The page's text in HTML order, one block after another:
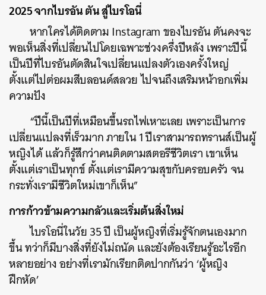
2025 จากไบรอัน ตัน สู่ไบรโอนี่
หากใครได้ติดตาม Instagram ของไบรอัน ตันคงจะ
พอเห็นสิ่งที่เปลี่ยนไปโดยเฉพาะช่วงครึ่งปีหลัง เพราะปีนี้
เป็นปีที่ไบรอันตัดสินใจเปลี่ยนแปลงตัวเองครั้งใหญ่
ตั้งแต่ไปต่อผมสีบลอนด์สลวย ไปจนถึงเสริมหน้าอกเพิ่ม
ความปัง
“ปีนี้เป็นปีที่เหมือนขึ้นรถไฟเหาะเลย เพราะเป็นการ
เปลี่ยนแปลงที่เร็วมาก ภายใน 1 ปีเราสามารถทรานส์เป็นผู้
หญิงได้ แล้วก็รู้สึกว่าคนติดตามสตอรีชีวิตเรา เขาเห็น
ตั้งแต่เราเป็นทุกข์ ตั้งแต่เรามีความสุขกับครอบครัว จน
กระทั่งเรามีชีวิตใหม่เขาก็เห็น”
การก้าวข้ามความกลัวและเริ่มต้นสิ่งใหม่
ไบรโอนี่ในวัย 35 ปี เป็นผู้หญิงที่เริ่มรู้จักตนเองมาก
ขึ้น ทว่าก็มีบางสิ่งที่ยังไม่ถนัด และยังต้องเรียนรู้อะไรอีก
หลายอย่าง อย่างที่เรามักเรียกติดปากกันว่า ‘ผู้หญิง
ฝึกหัด’